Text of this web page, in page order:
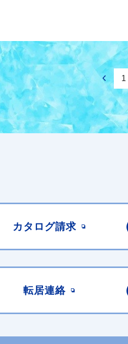
1
カタログ請求
転居連絡